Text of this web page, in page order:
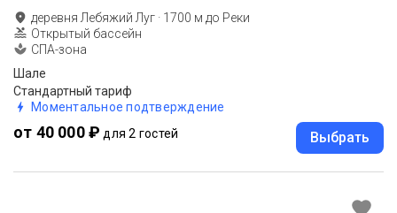
деревня Лебяжий Луг · 1700 м до Реки
Открытый бассейн
СПА-зона
Шале
Стандартный тариф
Моментальное подтверждение
от 40 000 ₽ для 2 гостей Выбрать